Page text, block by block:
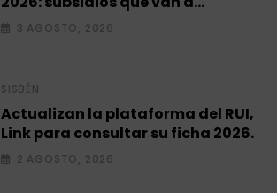
entregar.
3 AGOSTO, 2026
SISBÉN
Actualizan la plataforma del RUI,
Link para consultar su ficha 2026.
2 AGOSTO, 2026